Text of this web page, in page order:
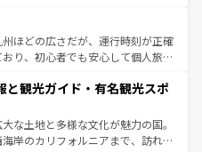
してほしい。 なお、新着の
ツ一覧を参照してほしい。
ある。また、優雅なアフタヌーン
たまらない英国パブ、サッカー観
できる体験も豊富。イギリスを旅
い。
ほどの広さだが、運行時刻が正確
り、初心者でも安心して個人旅行
や、スイスならではのユニークな
観光だけでなく町歩きも満喫する
得が高いため物価も高いが、旅行
サービスもあり、うまく活用すれ
と観光ガイド・有名観光スポ
な土地と多様な文化が魅力の国。
岸のカリフォルニアまで、訪れる